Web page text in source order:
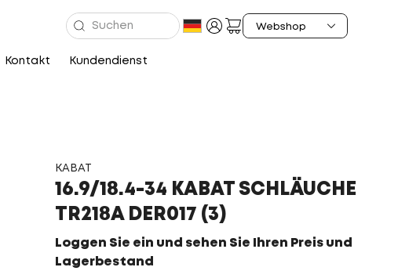
Kontakt Kundendienst
KABAT
16.9/18.4-34 KABAT SCHLÄUCHE
TR218A DER017 (3)
Loggen Sie ein und sehen Sie Ihren Preis und
Lagerbestand